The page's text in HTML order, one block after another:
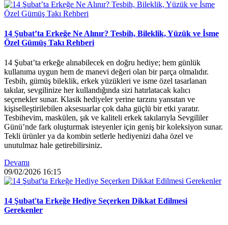
14 Şubat’ta Erkeğe Ne Alınır? Tesbih, Bileklik, Yüzük ve İsme
Özel Gümüş Takı Rehberi
14 Şubat’ta erkeğe alınabilecek en doğru hediye; hem günlük
kullanıma uygun hem de manevi değeri olan bir parça olmalıdır.
Tesbih, gümüş bileklik, erkek yüzükleri ve isme özel tasarlanan
takılar, sevgilinize her kullandığında sizi hatırlatacak kalıcı
seçenekler sunar. Klasik hediyeler yerine tarzını yansıtan ve
kişiselleştirilebilen aksesuarlar çok daha güçlü bir etki yaratır.
Tesbihevim, maskülen, şık ve kaliteli erkek takılarıyla Sevgililer
Günü’nde fark oluşturmak isteyenler için geniş bir koleksiyon sunar.
Tekli ürünler ya da kombin setlerle hediyenizi daha özel ve
unutulmaz hale getirebilirsiniz.
Devamı
09/02/2026 16:15
14 Şubat'ta Erkeğe Hediye Seçerken Dikkat Edilmesi
Gerekenler